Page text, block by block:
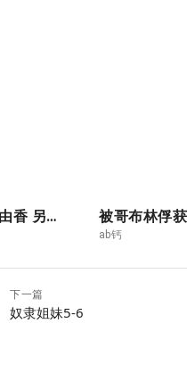
绑架高校千金由香 另序 1
ab钙
下一篇
奴隶姐妹5-6